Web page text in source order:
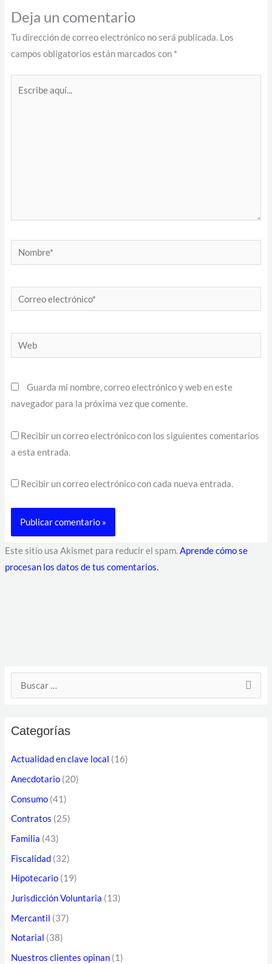
Deja un comentario
Tu dirección de correo electrónico no será publicada. Los
campos obligatorios están marcados con *
Nombre*
Correo
electrónico*
Web
Guarda mi nombre, correo electrónico y web en este
navegador para la próxima vez que comente.
Recibir un correo electrónico con los siguientes comentarios
a esta entrada.
Recibir un correo electrónico con cada nueva entrada.
Este sitio usa Akismet para reducir el spam.Aprende cómo se
procesan los datos de tus comentarios.
a
r
p
Categorías
Actualidad en clave local (16)
Anecdotario(20)
Consumo(41)
Contratos (25)
Familia (43)
Fiscalidad(32)
Hipotecario(19)
Jurisdicción Voluntaria (13)
Mercantil (37)
Notarial (38)
Nuestros clientes opinan(1)
D
e
c
i
ó
n
d
r
r
e
o